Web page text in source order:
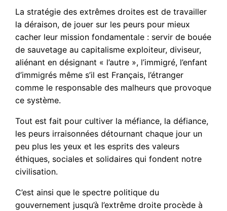
La stratégie des extrêmes droites est de travailler
la déraison, de jouer sur les peurs pour mieux
cacher leur mission fondamentale : servir de bouée
de sauvetage au capitalisme exploiteur, diviseur,
aliénant en désignant « l’autre », l’immigré, l’enfant
d’immigrés même s’il est Français, l’étranger
comme le responsable des malheurs que provoque
ce système.
Tout est fait pour cultiver la méfiance, la défiance,
les peurs irraisonnées détournant chaque jour un
peu plus les yeux et les esprits des valeurs
éthiques, sociales et solidaires qui fondent notre
civilisation.
C’est ainsi que le spectre politique du
gouvernement jusqu’à l’extrême droite procède à